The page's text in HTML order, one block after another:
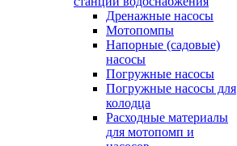
Дренажные насосы
Мотопомпы
Напорные (садовые)
насосы
Погружные насосы
Погружные насосы для
колодца
Расходные материалы
для мотопомп и